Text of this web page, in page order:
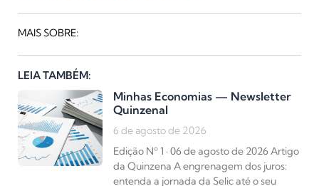
MAIS SOBRE:
LEIA TAMBÉM:
Minhas Economias — Newsletter
Quinzenal
6 de agosto de 2026
Edição Nº 1 · 06 de agosto de 2026 Artigo
da Quinzena A engrenagem dos juros:
entenda a jornada da Selic até o seu